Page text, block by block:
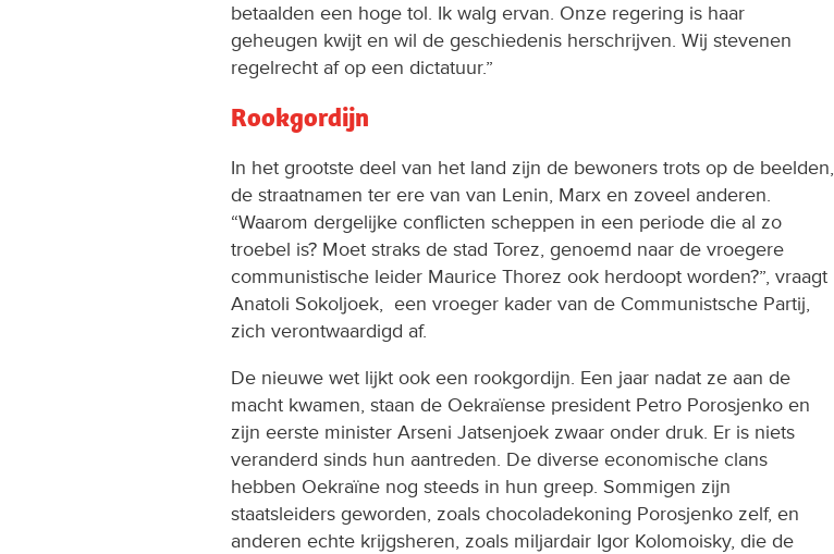
betaalden een hoge tol. Ik walg ervan. Onze regering is haar
geheugen kwijt en wil de geschiedenis herschrijven. Wij stevenen
regelrecht af op een dictatuur.”
Rookgordijn
In het grootste deel van het land zijn de bewoners trots op de beelden,
de straatnamen ter ere van van Lenin, Marx en zoveel anderen.
“Waarom dergelijke conflicten scheppen in een periode die al zo
troebel is? Moet straks de stad Torez, genoemd naar de vroegere
communistische leider Maurice Thorez ook herdoopt worden?”, vraagt
Anatoli Sokoljoek, een vroeger kader van de Communistsche Partij,
zich verontwaardigd af.
De nieuwe wet lijkt ook een rookgordijn. Een jaar nadat ze aan de
macht kwamen, staan de Oekraïense president Petro Porosjenko en
zijn eerste minister Arseni Jatsenjoek zwaar onder druk. Er is niets
veranderd sinds hun aantreden. De diverse economische clans
hebben Oekraïne nog steeds in hun greep. Sommigen zijn
staatsleiders geworden, zoals chocoladekoning Porosjenko zelf, en
anderen echte krijgsheren, zoals miljardair Igor Kolomoisky, die de